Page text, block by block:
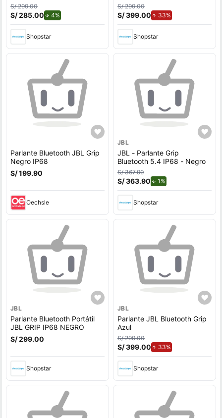
S/ 299.00
S/ 285.00 4%
Shopstar
S/ 299.00
S/ 399.00 33%de aumento.
Shopstar
Parlante Bluetooth JBL Grip
Negro IP68
S/ 199.90
Oechsle
JBL
JBL - Parlante Grip
Bluetooth 5.4 IP68 - Negro
S/ 367.90
S/ 363.90 1%de descuento.
Shopstar
JBL
Parlante Bluetooth Portátil
JBL GRIP IP68 NEGRO
S/ 299.00
Shopstar
JBL
Parlante JBL Bluetooth Grip
Azul
S/ 299.00
S/ 399.00 33%de aumento.
Shopstar